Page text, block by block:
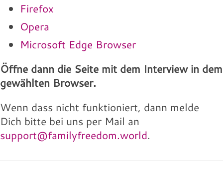
Firefox
Opera
Microsoft Edge Browser
Öffne dann die Seite mit dem Interview in dem
gewählten Browser.
Wenn dass nicht funktioniert, dann melde
Dich bitte bei uns per Mail an
support@familyfreedom.world.